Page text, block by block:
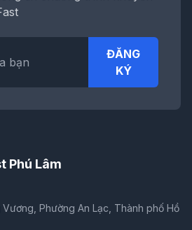
ĐĂNG
KÝ
Phú Lâm
Phường An Lạc, Thành phố Hồ